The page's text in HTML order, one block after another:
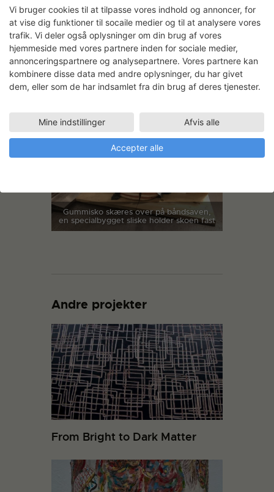
Test med vandskæring af støbt blok med
gummisko
Gummisko skæres over på båndsaven,
en specialbygget sliske holder skoen fast
Andre projekter
From Bright to Dark Matter
Vi bruger cookies til at tilpasse vores indhold og annoncer, for
at vise dig funktioner til socaile medier og til at analysere vores
trafik. Vi deler også oplysninger om din brug af vores
hjemmeside med vores partnere inden for sociale medier,
annonceringspartnere og analysepartnere. Vores partnere kan
kombinere disse data med andre oplysninger, du har givet
dem, eller som de har indsamlet fra din brug af deres tjenester.
Mine indstillinger Afvis alle
Accepter alle